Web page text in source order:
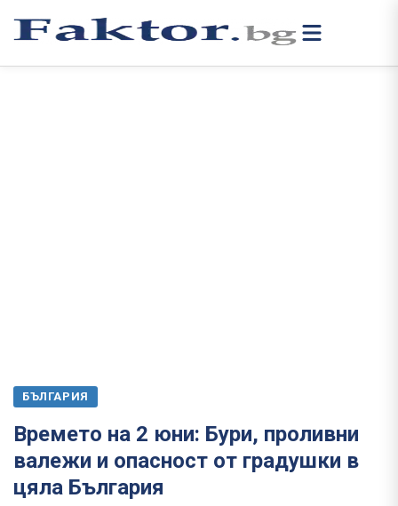
БЪЛГАРИЯ
Времето на 2 юни: Бури, проливни
валежи и опасност от градушки в
цяла България